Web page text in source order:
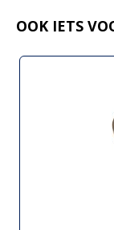
OOK IETS